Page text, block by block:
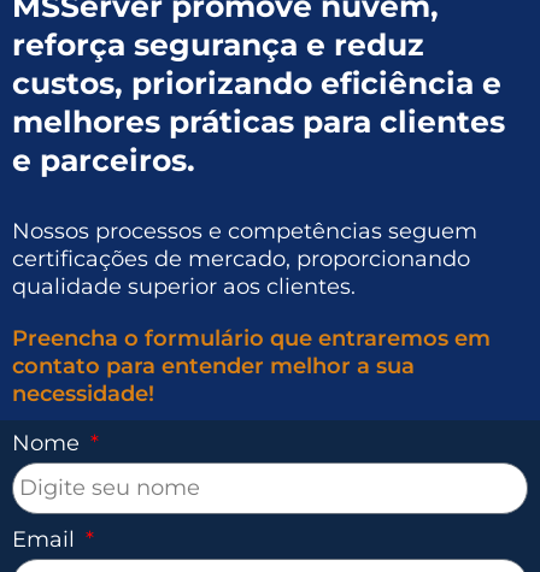
reforça segurança e reduz
custos, priorizando eficiência e
melhores práticas para clientes
e parceiros.
Nossos processos e competências seguem
certificações de mercado, proporcionando
qualidade superior aos clientes.
Preencha o formulário que entraremos em
contato para entender melhor a sua
necessidade!
Nome
Email